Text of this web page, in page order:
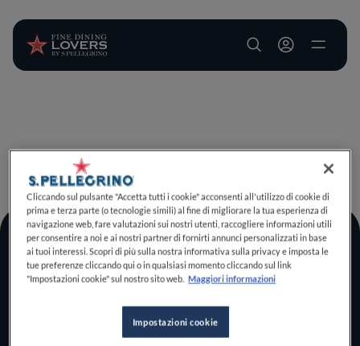
User account
TORNA A INIZIO PAGINA
Home
Log In
Scopri il vero
foodie che è in te
Cliccando sul pulsante "Accetta tutti i cookie" acconsenti all'utilizzo di cookie di
prima e terza parte (o tecnologie simili) al fine di migliorare la tua esperienza di
navigazione web, fare valutazioni sui nostri utenti, raccogliere informazioni utili
per consentire a noi e ai nostri partner di fornirti annunci personalizzati in base
ai tuoi interessi. Scopri di più sulla nostra informativa sulla privacy e imposta le
tue preferenze cliccando qui o in qualsiasi momento cliccando sul link
"Impostazioni cookie" sul nostro sito web. Maggiori informazioni
Impostazioni cookie